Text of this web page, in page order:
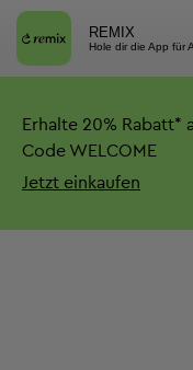
REMIX
Hole dir die App für
Erhalte 20% Rabatt*
Code WELCOME
Jetzt einkaufen